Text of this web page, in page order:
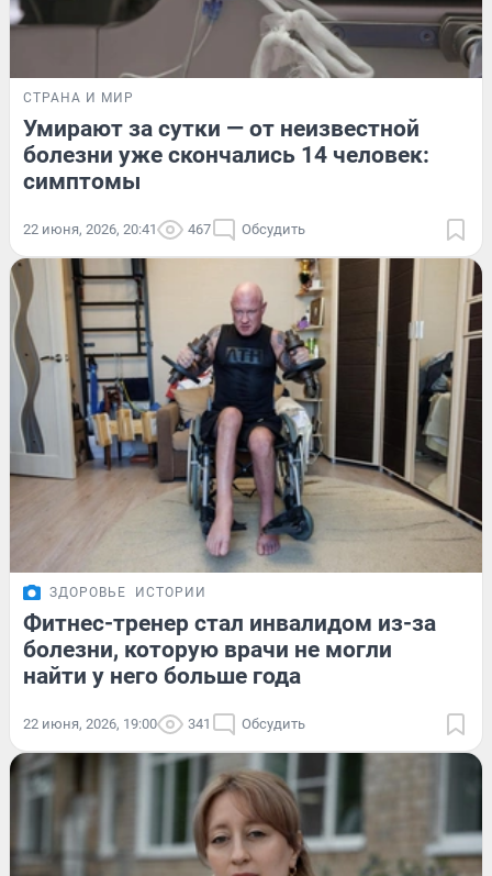
СТРАНА И МИР
Умирают за сутки — от неизвестной
болезни уже скончались 14 человек:
симптомы
22 июня, 2026, 20:41 467 Обсудить
ЗДОРОВЬЕ ИСТОРИИ
Фитнес-тренер стал инвалидом из-за
болезни, которую врачи не могли
найти у него больше года
22 июня, 2026, 19:00 341 Обсудить